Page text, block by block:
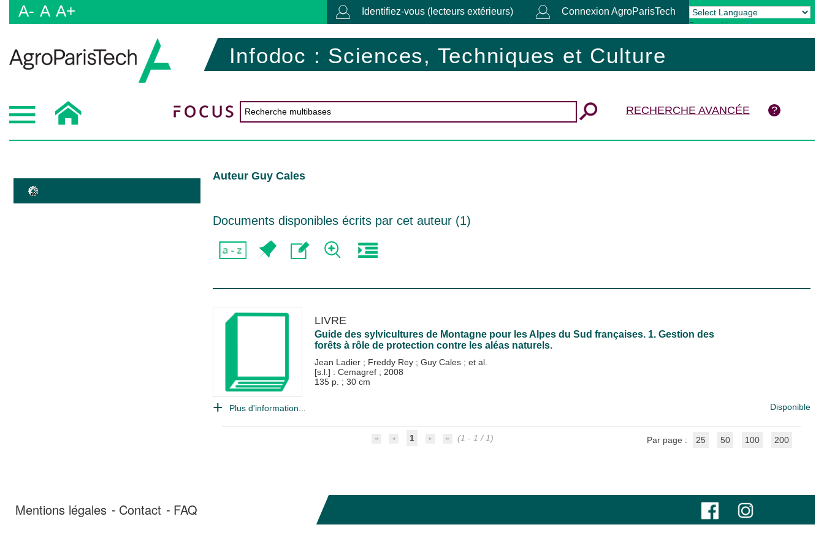
A- A A+ Identifiez-vous (lecteurs extérieurs) Connexion AgroParisTech
Powered by Translate
Infodoc : Sciences, Techniques et Culture
RECHERCHE AVANCÉE
Auteur Guy Cales
Documents disponibles écrits par cet auteur (1)
LIVRE
Guide des sylvicultures de Montagne pour les Alpes du Sud françaises. 1. Gestion des
forêts à rôle de protection contre les aléas naturels.
Jean Ladier ; Freddy Rey ; Guy Cales ; et al.
[s.l.] : Cemagref ; 2008
135 p. ; 30 cm
Plus d'information... Disponible
1 (1 - 1 / 1) Par page : 25 50 100 200
Mentions légales Contact FAQ